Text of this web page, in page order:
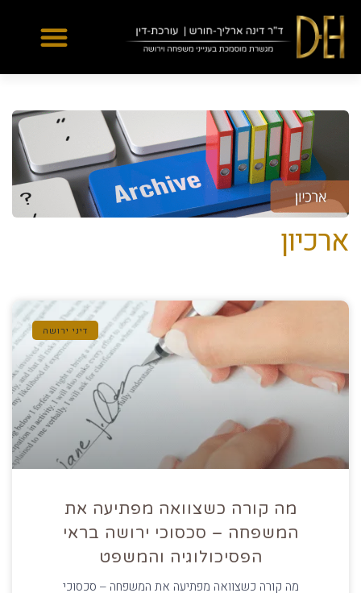
Yes
...
ארכיון
דיני ירושה
מה קורה כשצוואה מפתיעה את
המשפחה – סכסוכי ירושה בראי
הפסיכולוגיה והמשפט
מה קורה כשצוואה מפתיעה את המשפחה – סכסוכי